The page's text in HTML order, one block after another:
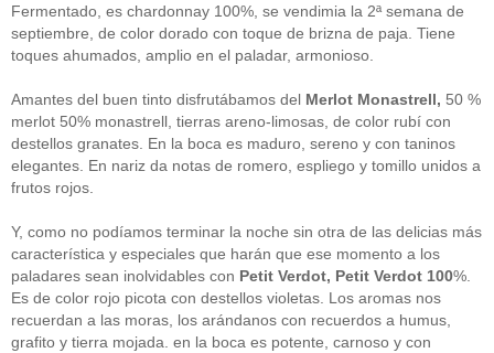
" ALT="RSS" /> SUSCRÍBETE
RSS - Entradas
ADMINISTRAR
Acceder
Fermentado, es chardonnay 100%, se vendimia la 2ª semana de
septiembre, de color dorado con toque de brizna de paja. Tiene
toques ahumados, amplio en el paladar, armonioso.
Amantes del buen tinto disfrutábamos del Merlot Monastrell, 50 %
merlot 50% monastrell, tierras areno-limosas, de color rubí con
destellos granates. En la boca es maduro, sereno y con taninos
elegantes. En nariz da notas de romero, espliego y tomillo unidos a
frutos rojos.
Y, como no podíamos terminar la noche sin otra de las delicias más
característica y especiales que harán que ese momento a los
paladares sean inolvidables con Petit Verdot, Petit Verdot 100%.
Es de color rojo picota con destellos violetas. Los aromas nos
recuerdan a las moras, los arándanos con recuerdos a humus,
grafito y tierra mojada. en la boca es potente, carnoso y con